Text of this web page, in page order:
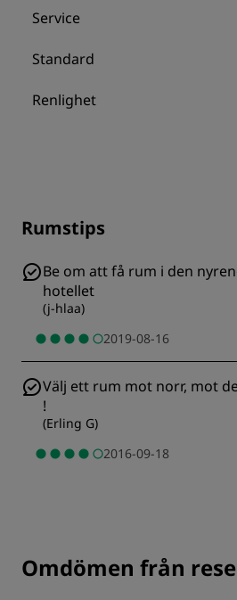
Service
Standard
Renlighet
Rumstips
Be om att få rum i den
hotellet
(j-hlaa)
2019-08-16
Välj ett rum mot norr, mot
!
(Erling G)
2016-09-18
Omdömen från